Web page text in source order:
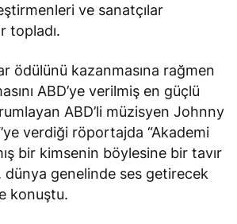
ve sanatçılar
topladı.
ödülünü kazanmasına rağmen
ABD’ye verilmiş en güçlü
ABD’li müzisyen Johnny
verdiği röportajda “Akademi
bir kimsenin böylesine bir tavır
dünya genelinde ses getirecek
konuştu.